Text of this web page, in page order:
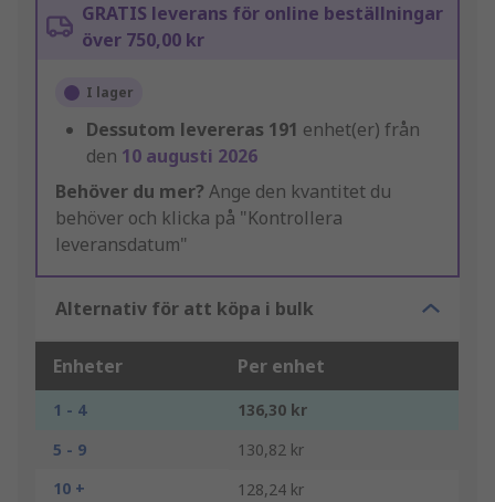
GRATIS leverans för online beställningar
över 750,00 kr
I lager
Dessutom levereras 191 enhet(er) från
den 10 augusti 2026
Behöver du mer? Ange den kvantitet du
behöver och klicka på "Kontrollera
leveransdatum"
Alternativ för att köpa i bulk
Enheter Per enhet
1 - 4
136,30 kr
5 - 9
130,82 kr
10 +
128,24 kr